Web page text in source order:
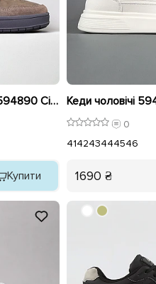
Кеди чоловічі замшеві 594890 Сірий
Купити
0
414243444546
1690 ₴